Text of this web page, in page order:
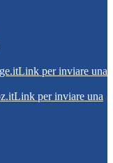
Link per inviare una
Link per inviare una